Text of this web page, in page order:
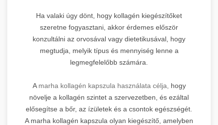
Ha valaki úgy dönt, hogy kollagén kiegészítőket
szeretne fogyasztani, akkor érdemes először
konzultálni az orvosával vagy dietetikusával, hogy
megtudja, melyik típus és mennyiség lenne a
legmegfelelőbb számára.
A marha kollagén kapszula használata célja, hogy
növelje a kollagén szintet a szervezetben, és ezáltal
elősegítse a bőr, az ízületek és a csontok egészségét.
A marha kollagén kapszula olyan kiegészítő, amelyben